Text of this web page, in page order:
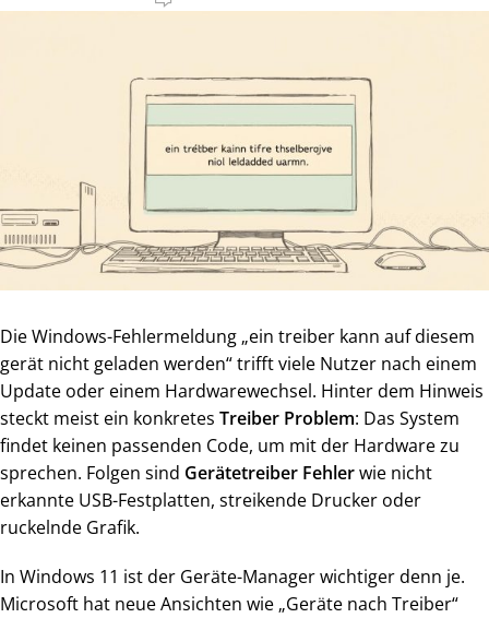
Die Windows-Fehlermeldung „ein treiber kann auf diesem
gerät nicht geladen werden“ trifft viele Nutzer nach einem
Update oder einem Hardwarewechsel. Hinter dem Hinweis
steckt meist ein konkretes Treiber Problem: Das System
findet keinen passenden Code, um mit der Hardware zu
sprechen. Folgen sind Gerätetreiber Fehlerwie nicht
erkannte USB-Festplatten, streikende Drucker oder
ruckelnde Grafik.
In Windows 11 ist der Geräte-Manager wichtiger denn je.
Microsoft hat neue Ansichten wie „Geräte nach Treiber“